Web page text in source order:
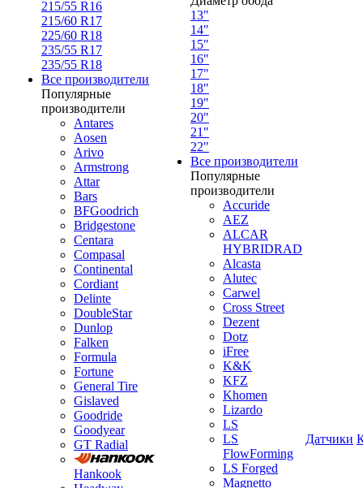
215/55 R16
215/60 R17
225/60 R18
235/55 R17
235/55 R18
Все производители
Популярные
производители
Antares
Aosen
Arivo
Armstrong
Attar
Bars
BFGoodrich
Bridgestone
Centara
Compasal
Continental
Cordiant
Delinte
DoubleStar
Dunlop
Falken
Formula
Fortune
General Tire
Gislaved
Goodride
Goodyear
GT Radial
Hankook
13"
14"
15"
16"
17"
18"
19"
20"
21"
22"
Все производители
Популярные
производители
Accuride
AEZ
ALCAR
HYBRIDRAD
Alcasta
Alutec
Carwel
Cross Street
Dezent
Dotz
iFree
K&K
KFZ
Khomen
Lizardo
LS
LS
FlowForming
LS Forged
Magnetto
Датчики